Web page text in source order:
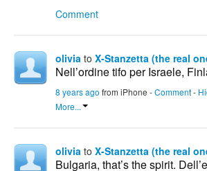
Comment
olivia to X-Stanzetta (the real
Nell’ordine tifo per Israele,
8 years ago from iPhone -Comment-
More...
olivia to X-Stanzetta (the real
Bulgaria, that’s the spirit.